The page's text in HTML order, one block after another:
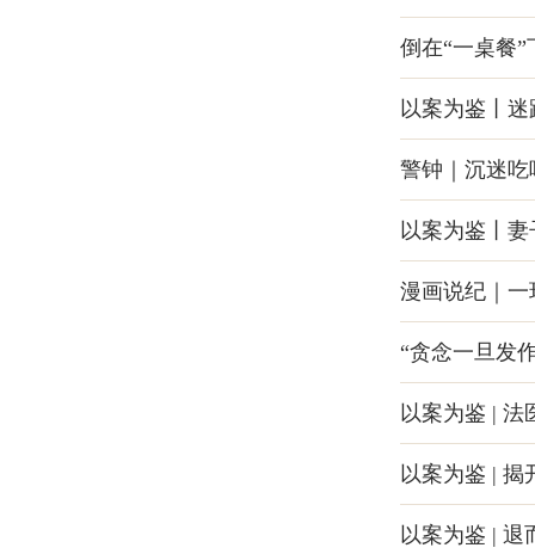
倒在“一桌餐”
以案为鉴丨
警钟｜沉迷
以案为鉴丨
漫画说纪｜
“贪念一旦发
以案为鉴 | 法
以案为鉴 | 揭
以案为鉴 | 退